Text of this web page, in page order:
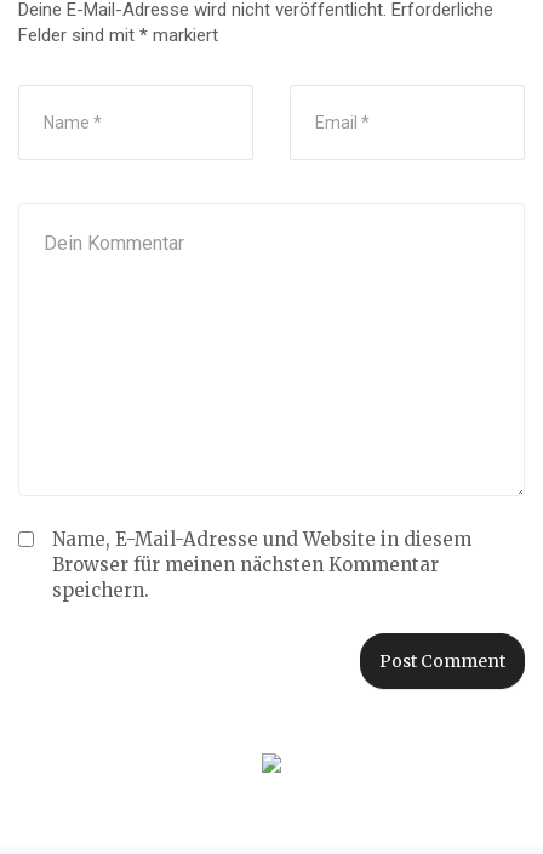
Deine E-Mail-Adresse wird nicht veröffentlicht. Erforderliche
Felder sind mit * markiert
Name, E-Mail-Adresse und Website in diesem
Browser für meinen nächsten Kommentar
speichern.